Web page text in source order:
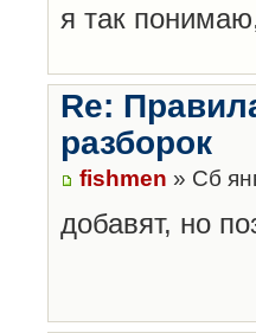
я так
Re:
разборок
fishmen » Сб
добавят, но